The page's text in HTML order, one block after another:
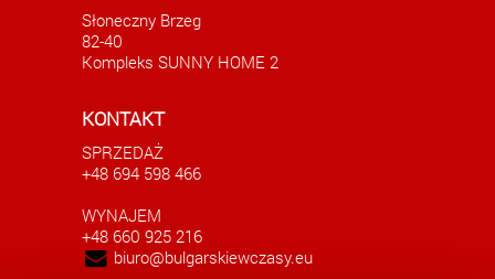
60000.00 EUR
Słoneczny Brzeg
82-40
Kompleks SUNNY HOME 2
KONTAKT
SPRZEDAŻ
+48 694 598 466
WYNAJEM
+48 660 925 216
biuro@bulgarskiewczasy.eu